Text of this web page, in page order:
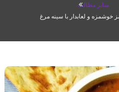
سایر مطالب
و لعابدار با سینه مرغ